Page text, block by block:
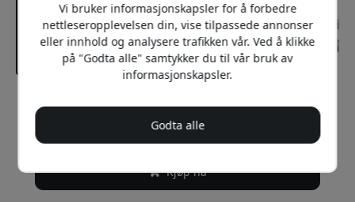
Anbefalt pris
299 NOK
Kjøp nå
Vi bruker informasjonskapsler for å forbedre
nettleseropplevelsen din, vise tilpassede annonser
eller innhold og analysere trafikken vår. Ved å klikke
på "Godta alle" samtykker du til vår bruk av
informasjonskapsler.
Godta alle